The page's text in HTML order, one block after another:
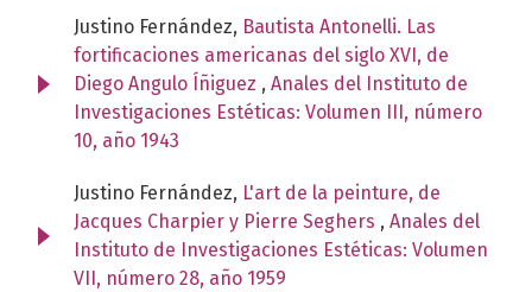
Justino Fernández, Bautista Antonelli. Las
fortificaciones americanas del siglo XVI, de
Diego Angulo Íñiguez , Anales del Instituto de
Investigaciones Estéticas: Volumen III, número
10, año 1943
Justino Fernández, L'art de la peinture, de
Jacques Charpier y Pierre Seghers , Anales del
Instituto de Investigaciones Estéticas: Volumen
VII, número 28, año 1959